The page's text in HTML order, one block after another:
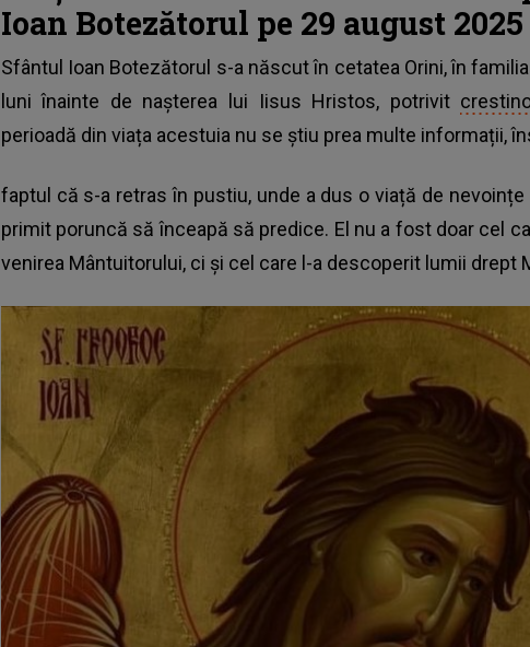
Ioan Botezătorul pe 29 august 2025
Sfântul Ioan Botezătorul s-a născut în cetatea Orini, în
luni înainte de nașterea lui Iisus Hristos, potrivit
perioadă din viața acestuia nu se știu prea multe informații,
faptul că s-a retras în pustiu, unde a dus o viață de
primit poruncă să înceapă să predice. El nu a fost doar cel
venirea Mântuitorului, ci și cel care l-a descoperit lumii drept